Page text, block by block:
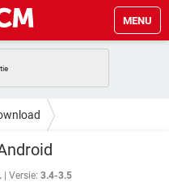
MENU
WINDOWS 10
CORONAVIRUS
SNAPCHAT
GAMES
Versie: 3.4-3.5